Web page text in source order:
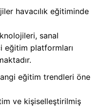
havacılık eğitiminde
sanal
eğitim platformları
eğitim trendleri öne
ve kişiselleştirilmiş